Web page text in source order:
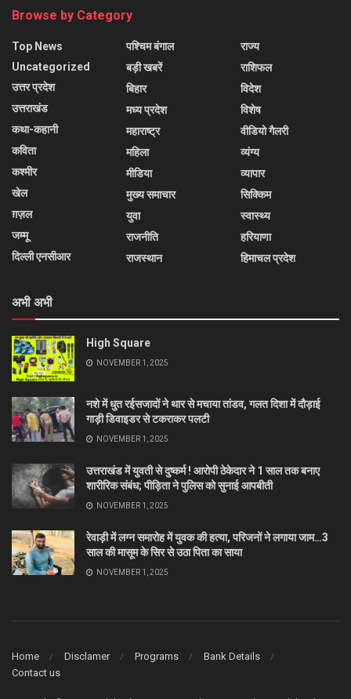
Browse by Category
Top News
Uncategorized
उत्तर प्रदेश
उत्तराखंड
कथा-कहानी
कविता
कश्मीर
खेल
ग़ज़ल
जम्मू
दिल्ली एनसीआर
पश्चिम बंगाल
बड़ी खबरें
बिहार
मध्य प्रदेश
महाराष्ट्र
महिला
मीडिया
मुख्य समाचार
युवा
राजनीति
राजस्थान
राज्य
राशिफल
विदेश
विशेष
वीडियो गैलरी
व्यंग्य
व्यापार
सिक्किम
स्वास्थ्य
हरियाणा
हिमाचल प्रदेश
अभी अभी
High Square
NOVEMBER 1, 2025
नशे में धुत रईसजादों ने थार से मचाया तांडव, गलत दिशा में दौड़ाई
गाड़ी डिवाइडर से टकराकर पलटी
NOVEMBER 1, 2025
उत्तराखंड में युवती से दुष्कर्म ! आरोपी ठेकेदार ने 1 साल तक बनाए
शारीरिक संबंध; पीड़िता ने पुलिस को सुनाई आपबीती
NOVEMBER 1, 2025
रेवाड़ी में लग्न समारोह में युवक की हत्या, परिजनों ने लगाया जाम…3
साल की मासूम के सिर से उठा पिता का साया
NOVEMBER 1, 2025
Home Disclamer Programs
Bank Details
Contact us